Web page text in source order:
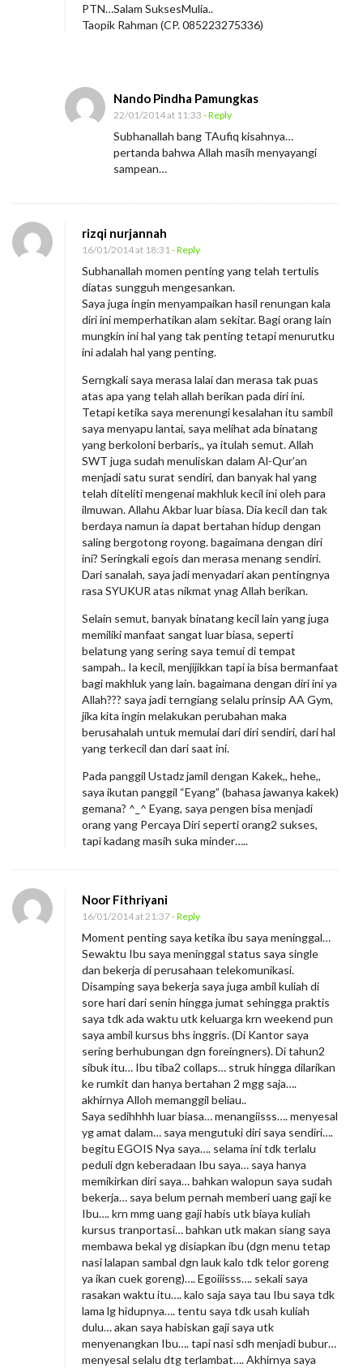
PTN…Salam SuksesMulia..
Taopik Rahman (CP. 085223275336)
Nando Pindha Pamungkas
22/01/2014 at 11:33 - Reply
Subhanallah bang TAufiq kisahnya…
pertanda bahwa Allah masih menyayangi
sampean…
rizqi nurjannah
16/01/2014 at 18:31- Reply
Subhanallah momen penting yang telah tertulis
diatas sungguh mengesankan.
Saya juga ingin menyampaikan hasil renungan kala
diri ini memperhatikan alam sekitar. Bagi orang lain
mungkin ini hal yang tak penting tetapi menurutku
ini adalah hal yang penting.
Serngkali saya merasa lalai dan merasa tak puas
atas apa yang telah allah berikan pada diri ini.
Tetapi ketika saya merenungi kesalahan itu sambil
saya menyapu lantai, saya melihat ada binatang
yang berkoloni berbaris,, ya itulah semut. Allah
SWT juga sudah menuliskan dalam Al-Qur’an
menjadi satu surat sendiri, dan banyak hal yang
telah diteliti mengenai makhluk kecil ini oleh para
ilmuwan. Allahu Akbar luar biasa. Dia kecil dan tak
berdaya namun ia dapat bertahan hidup dengan
saling bergotong royong. bagaimana dengan diri
ini? Seringkali egois dan merasa menang sendiri.
Dari sanalah, saya jadi menyadari akan pentingnya
rasa SYUKUR atas nikmat ynag Allah berikan.
Selain semut, banyak binatang kecil lain yang juga
memiliki manfaat sangat luar biasa, seperti
belatung yang sering saya temui di tempat
sampah.. Ia kecil, menjijikkan tapi ia bisa bermanfaat
bagi makhluk yang lain. bagaimana dengan diri ini ya
Allah??? saya jadi terngiang selalu prinsip AA Gym,
jika kita ingin melakukan perubahan maka
berusahalah untuk memulai dari diri sendiri, dari hal
yang terkecil dan dari saat ini.
Pada panggil Ustadz jamil dengan Kakek,, hehe,,
saya ikutan panggil “Eyang” (bahasa jawanya kakek)
gemana? ^_^ Eyang, saya pengen bisa menjadi
orang yang Percaya Diri seperti orang2 sukses,
tapi kadang masih suka minder…..
Noor Fithriyani
16/01/2014 at 21:37- Reply
Moment penting saya ketika ibu saya meninggal…
Sewaktu Ibu saya meninggal status saya single
dan bekerja di perusahaan telekomunikasi.
Disamping saya bekerja saya juga ambil kuliah di
sore hari dari senin hingga jumat sehingga praktis
saya tdk ada waktu utk keluarga krn weekend pun
saya ambil kursus bhs inggris. (Di Kantor saya
sering berhubungan dgn foreingners). Di tahun2
sibuk itu… Ibu tiba2 collaps… struk hingga dilarikan
ke rumkit dan hanya bertahan 2 mgg saja….
akhirnya Alloh memanggil beliau..
Saya sedihhhh luar biasa… menangiisss…. menyesal
yg amat dalam… saya mengutuki diri saya sendiri….
begitu EGOIS Nya saya…. selama ini tdk terlalu
peduli dgn keberadaan Ibu saya… saya hanya
memikirkan diri saya… bahkan walopun saya sudah
bekerja… saya belum pernah memberi uang gaji ke
Ibu…. krn mmg uang gaji habis utk biaya kuliah
kursus tranportasi… bahkan utk makan siang saya
membawa bekal yg disiapkan ibu (dgn menu tetap
nasi lalapan sambal dgn lauk kalo tdk telor goreng
ya ikan cuek goreng)…. Egoiiisss…. sekali saya
rasakan waktu itu…. kalo saja saya tau Ibu saya tdk
lama lg hidupnya…. tentu saya tdk usah kuliah
dulu… akan saya habiskan gaji saya utk
menyenangkan Ibu…. tapi nasi sdh menjadi bubur…
menyesal selalu dtg terlambat…. Akhirnya saya